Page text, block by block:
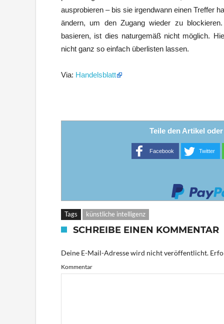
ausprobieren – bis sie irgendwann einen Treffer
ändern, um den Zugang wieder zu
basieren, ist dies naturgemäß nicht möglich.
nicht ganz so einfach überlisten lassen.
Via: Handelsblatt
Teile den Artikel
Facebook Twitter
Tags künstliche intelligenz
SCHREIBE EINEN KOMMENTAR
Deine E-Mail-Adresse wird nicht veröffentlicht.
Kommentar